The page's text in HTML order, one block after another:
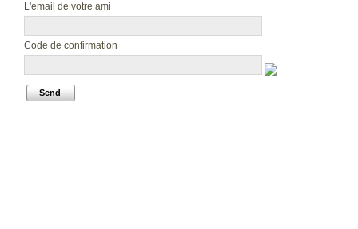
L'email de votre ami
Code de confirmation
Send